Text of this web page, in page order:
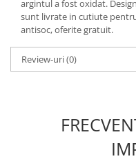
argintul a fost oxidat.
sunt livrate in cutiute
antisoc, oferite gratuit.
Review-uri(0)